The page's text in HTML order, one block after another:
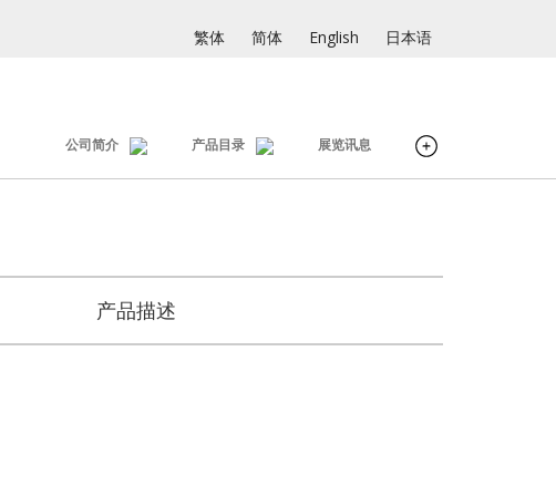
繁体 简体 English 日本语
公司简介 产品目录 展览讯息
产品描述